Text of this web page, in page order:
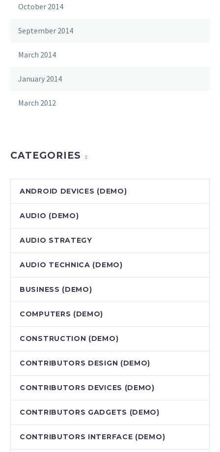
October 2014
September 2014
March 2014
January 2014
March 2012
CATEGORIES
ANDROID DEVICES (DEMO)
AUDIO (DEMO)
AUDIO STRATEGY
AUDIO TECHNICA (DEMO)
BUSINESS (DEMO)
COMPUTERS (DEMO)
CONSTRUCTION (DEMO)
CONTRIBUTORS DESIGN (DEMO)
CONTRIBUTORS DEVICES (DEMO)
CONTRIBUTORS GADGETS (DEMO)
CONTRIBUTORS INTERFACE (DEMO)